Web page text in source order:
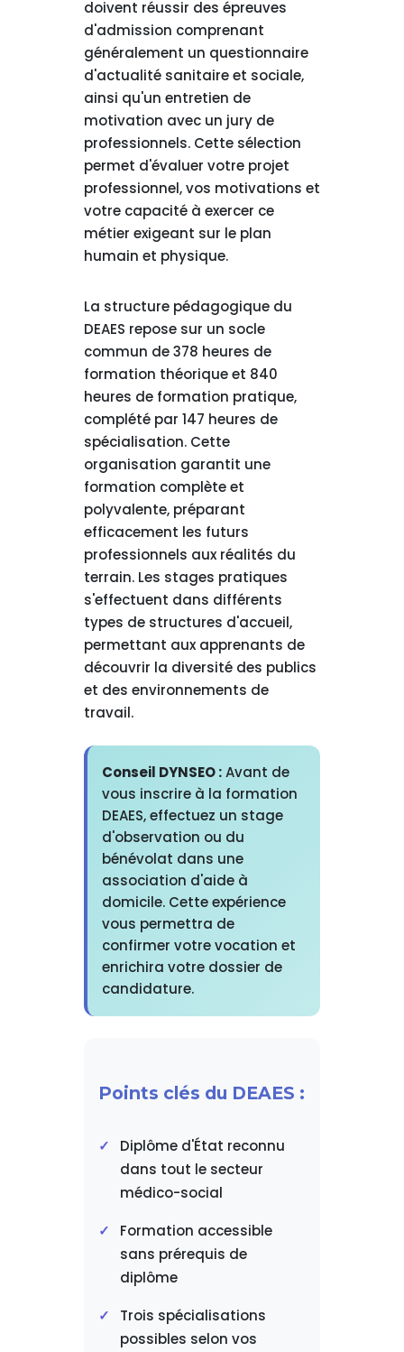
doivent réussir des épreuves
d'admission comprenant
généralement un questionnaire
d'actualité sanitaire et sociale,
ainsi qu'un entretien de
motivation avec un jury de
professionnels. Cette sélection
permet d'évaluer votre projet
professionnel, vos motivations et
votre capacité à exercer ce
métier exigeant sur le plan
humain et physique.
La structure pédagogique du
DEAES repose sur un socle
commun de 378 heures de
formation théorique et 840
heures de formation pratique,
complété par 147 heures de
spécialisation. Cette
organisation garantit une
formation complète et
polyvalente, préparant
efficacement les futurs
professionnels aux réalités du
terrain. Les stages pratiques
s'effectuent dans différents
types de structures d'accueil,
permettant aux apprenants de
découvrir la diversité des publics
et des environnements de
travail.
Conseil DYNSEO :Avant de
vous inscrire à la formation
DEAES, effectuez un stage
d'observation ou du
bénévolat dans une
association d'aide à
domicile. Cette expérience
vous permettra de
confirmer votre vocation et
enrichira votre dossier de
candidature.
Points clés du DEAES :
Diplôme d'État reconnu
dans tout le secteur
médico-social
Formation accessible
sans prérequis de
diplôme
Trois spécialisations
possibles selon vos